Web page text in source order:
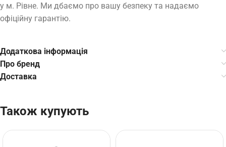
у м. Рівне. Ми дбаємо про вашу безпеку та надаємо
офіційну гарантію.
Додаткова інформація
Про бренд
Доставка
Також купують